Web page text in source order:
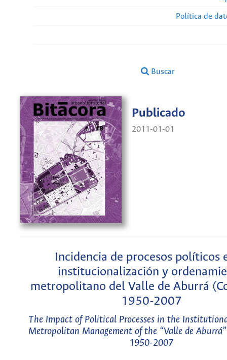
Política de
Buscar
Publicado
2011-01-01
Incidencia de procesos políticos
institucionalización y
metropolitano del Valle de Aburrá
1950-2007
The Impact of Political Processes in the
Metropolitan Management of the “Valle de
1950-2007